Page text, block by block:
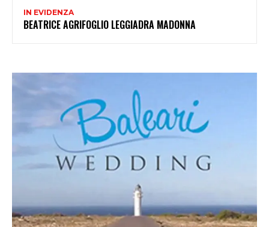
IN EVIDENZA
BEATRICE AGRIFOGLIO LEGGIADRA MADONNA